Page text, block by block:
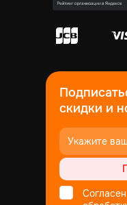
скидки и